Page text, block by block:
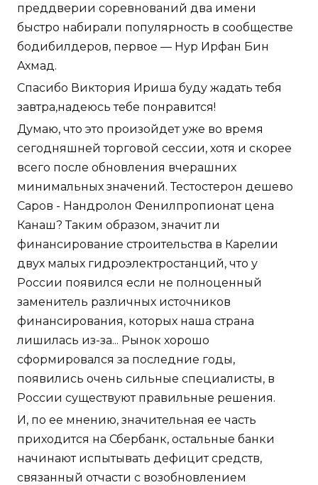
преддверии соревнований два имени
быстро набирали популярность в сообществе
бодибилдеров, первое — Нур Ирфан Бин
Ахмад.
Спасибо Виктория Ириша буду жадать тебя
завтра,надеюсь тебе понравится!
Думаю, что это произойдет уже во время
сегодняшней торговой сессии, хотя и скорее
всего после обновления вчерашних
минимальных значений. Тестостерон дешево
Саров - Нандролон Фенилпропионат цена
Канаш? Таким образом, значит ли
финансирование строительства в Карелии
двух малых гидроэлектростанций, что у
России появился если не полноценный
заменитель различных источников
финансирования, которых наша страна
лишилась из-за... Рынок хорошо
сформировался за последние годы,
появились очень сильные специалисты, в
России существуют правильные решения.
И, по ее мнению, значительная ее часть
приходится на Сбербанк, остальные банки
начинают испытывать дефицит средств,
связанный отчасти с возобновлением